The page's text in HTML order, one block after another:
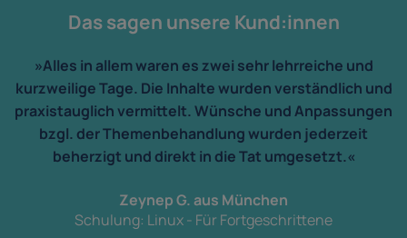
Das sagen unsere Kund:innen
»Alles in allem waren es zwei sehr lehrreiche und
kurzweilige Tage. Die Inhalte wurden verständlich und
praxistauglich vermittelt. Wünsche und Anpassungen
bzgl. der Themenbehandlung wurden jederzeit
beherzigt und direkt in die Tat umgesetzt.«
Zeynep G. aus München
Schulung: Linux - Für Fortgeschrittene